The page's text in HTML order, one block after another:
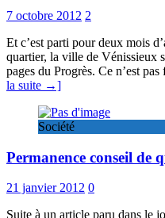
7 octobre 2012 2
Et c’est parti pour deux mois
quartier, la ville de Vénissieux
pages du Progrès. Ce n’est
la suite →]
Société
Permanence conseil de
21 janvier 2012 0
Suite à un article paru dans le